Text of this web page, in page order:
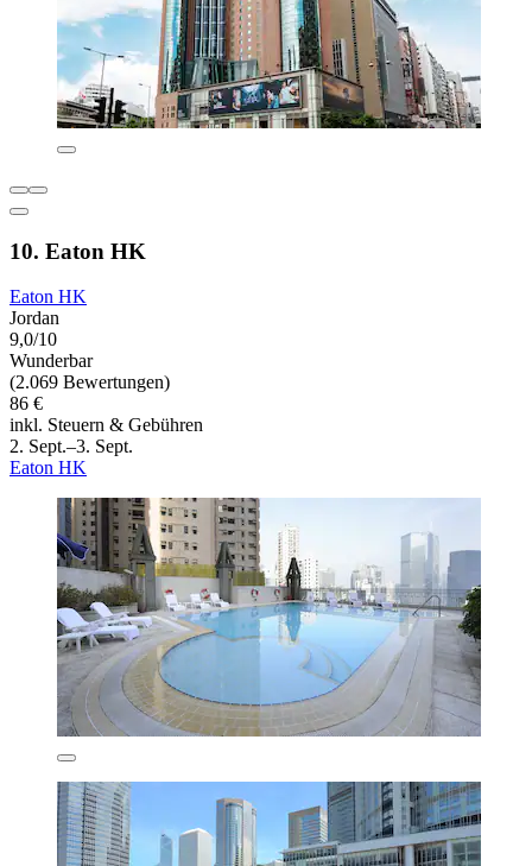
10. Eaton HK
Eaton HK
Jordan
9,0/10
Wunderbar
(2.069 Bewertungen)
86 €
inkl. Steuern & Gebühren
2. Sept.–3. Sept.
Eaton HK